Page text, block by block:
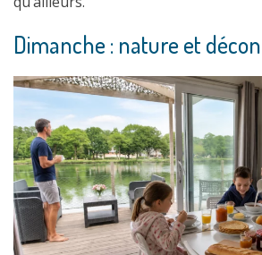
Dimanche : nature et